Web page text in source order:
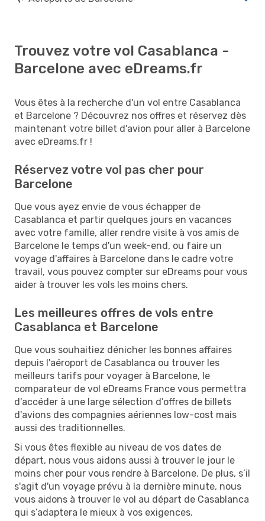
Trouvez votre vol Casablanca -
Barcelone avec eDreams.fr
Vous êtes à la recherche d'un vol entre Casablanca
et Barcelone ? Découvrez nos offres et réservez dès
maintenant votre billet d'avion pour aller à Barcelone
avec eDreams.fr !
Réservez votre vol pas cher pour
Barcelone
Que vous ayez envie de vous échapper de
Casablanca et partir quelques jours en vacances
avec votre famille, aller rendre visite à vos amis de
Barcelone le temps d'un week-end, ou faire un
voyage d'affaires à Barcelone dans le cadre votre
travail, vous pouvez compter sur eDreams pour vous
aider à trouver les vols les moins chers.
Les meilleures offres de vols entre
Casablanca et Barcelone
Que vous souhaitiez dénicher les bonnes affaires
depuis l'aéroport de Casablanca ou trouver les
meilleurs tarifs pour voyager à Barcelone, le
comparateur de vol eDreams France vous permettra
d'accéder à une large sélection d’offres de billets
d'avions des compagnies aériennes low-cost mais
aussi des traditionnelles.
Si vous êtes flexible au niveau de vos dates de
départ, nous vous aidons aussi à trouver le jour le
moins cher pour vous rendre à Barcelone. De plus, s’il
s'agit d'un voyage prévu à la dernière minute, nous
vous aidons à trouver le vol au départ de Casablanca
qui s’adaptera le mieux à vos exigences.